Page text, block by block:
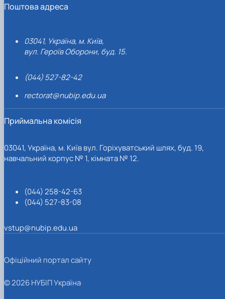
Поштова адреса
03041, Україна, м. Київ,
вул. Героїв Оборони, буд. 15.
(044) 527-82-42
rectorat@nubip.edu.ua
Приймальна комісія
03041, Україна, м. Київ вул. Горіхуватський шлях, буд. 19,
навчальний корпус № 1, кімната № 12.
(044) 258-42-63
(044) 527-83-08
vstup@nubip.edu.ua
Офіційний портал сайту
© 2026 НУБІП Україна